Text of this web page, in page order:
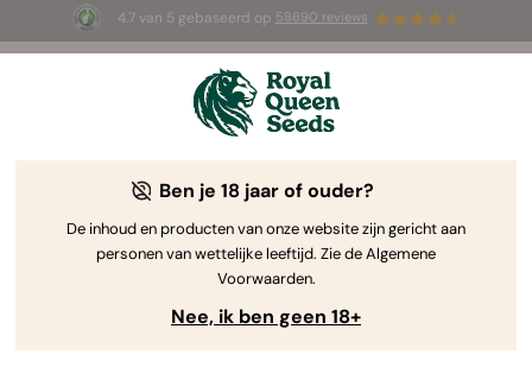
4.7 van 5 gebaseerd op 58690 reviews
☀️ Summer Sales: tot wel 50% korting
op geselecteerde producten! ⏤
De Kweekgids Voor Cannabis door Royal Queen Seeds
Grow Guide Zoekmachine
Ben je 18 jaar of ouder?
De inhoud en producten van onze website zijn gericht aan
personen van wettelijke leeftijd. Zie de Algemene
Voorwaarden.
Nee, ik ben geen 18+